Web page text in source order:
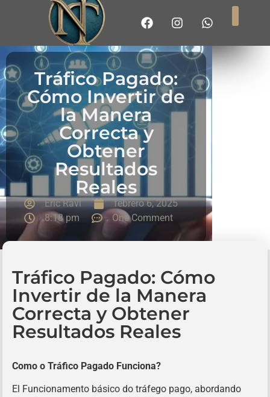
Tráfico Pagado:
Cómo Invertir de
la Manera
Correcta y
Obtener
Resultados
Reales
Eric Ravi
febrero 6, 2025
8:18 pm
One Comment
Tráfico Pagado: Cómo
Invertir de la Manera
Correcta y Obtener
Resultados Reales
Como o Tráfico Pagado Funciona?
El Funcionamento básico do tráfego pago, abordando